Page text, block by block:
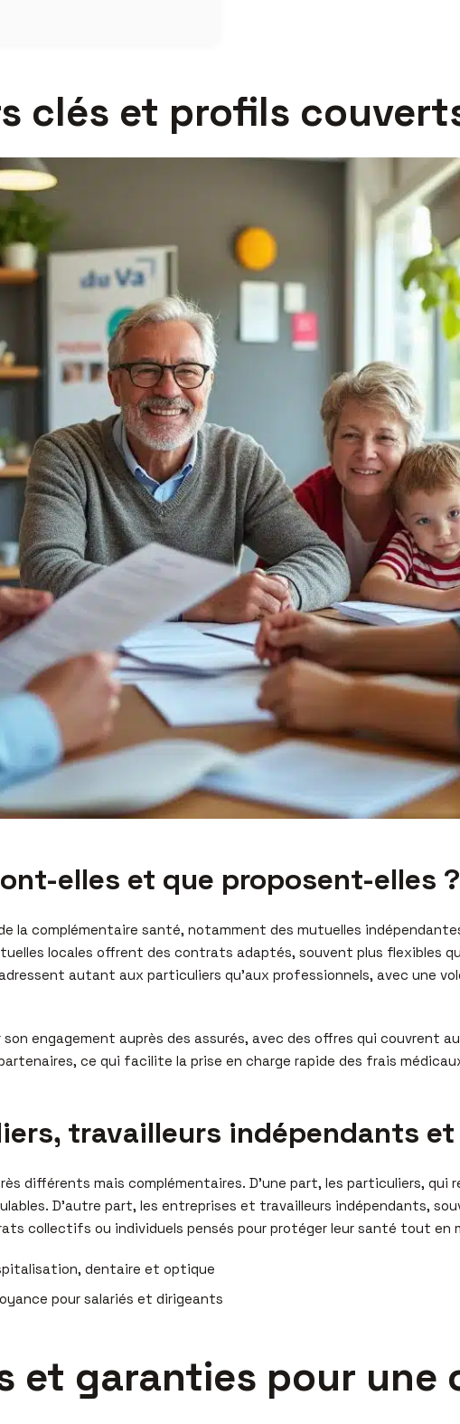
clés et profils
elles et que proposent-elles ?
la complémentaire santé, notamment des mutuelles
locales offrent des contrats adaptés, souvent plus flexibles
autant aux particuliers qu’aux professionnels, avec une
engagement auprès des assurés, avec des offres qui couvrent
ce qui facilite la prise en charge rapide des frais
travailleurs indépendants
différents mais complémentaires. D’une part, les particuliers,
D’autre part, les entreprises et travailleurs indépendants,
collectifs ou individuels pensés pour protéger leur santé tout en
dentaire et optique
pour salariés et dirigeants
et garanties pour une